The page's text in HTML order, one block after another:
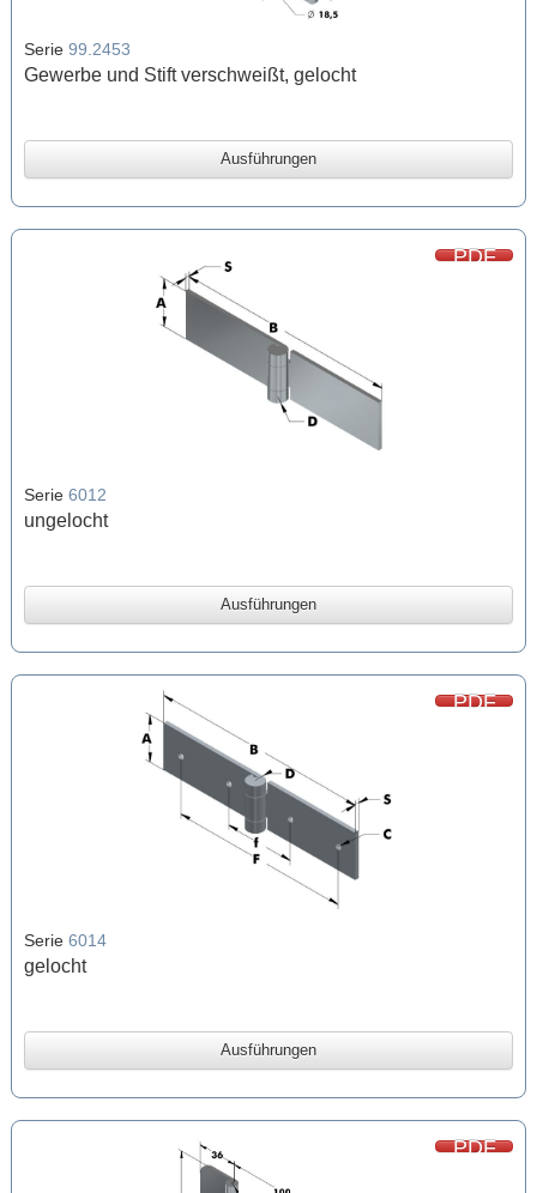
Serie 99.2453
Gewerbe und Stift verschweißt, gelocht
Ausführungen
PDF
Serie 6012
ungelocht
Ausführungen
PDF
Serie 6014
gelocht
Ausführungen
PDF